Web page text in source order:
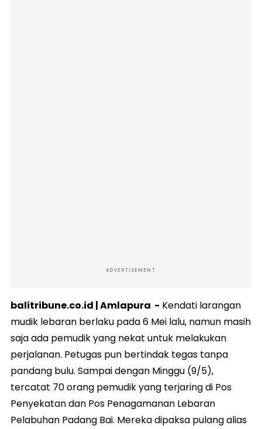
ADVERTISEMENT
balitribune.co.id | Amlapura - Kendati larangan
mudik lebaran berlaku pada 6 Mei lalu, namun masih
saja ada pemudik yang nekat untuk melakukan
perjalanan. Petugas pun bertindak tegas tanpa
pandang bulu. Sampai dengan Minggu (9/5),
tercatat 70 orang pemudik yang terjaring di Pos
Penyekatan dan Pos Penagamanan Lebaran
Pelabuhan Padang Bai. Mereka dipaksa pulang alias